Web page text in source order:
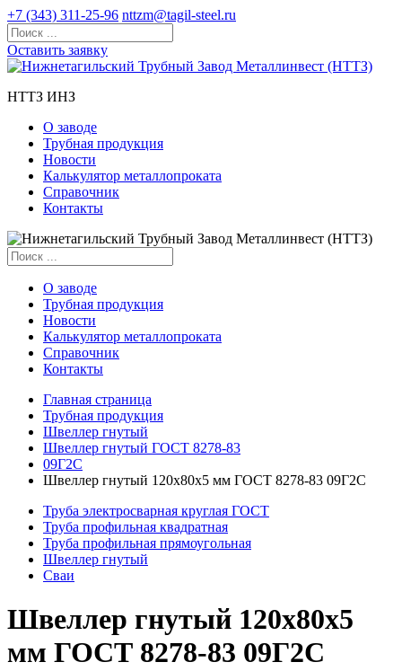
+7 (343) 311-25-96 nttzm@tagil-steel.ru
Оставить заявку
НТТЗ ИНЗ
О заводе
Трубная продукция
Новости
Калькулятор металлопроката
Справочник
Контакты
О заводе
Трубная продукция
Новости
Калькулятор металлопроката
Справочник
Контакты
Главная страница
Трубная продукция
Швеллер гнутый
Швеллер гнутый ГОСТ 8278-83
09Г2С
Швеллер гнутый 120x80x5 мм ГОСТ 8278-83 09Г2С
Труба электросварная круглая ГОСТ
Труба профильная квадратная
Труба профильная прямоугольная
Швеллер гнутый
Сваи
Швеллер гнутый 120x80x5
мм ГОСТ 8278-83 09Г2С